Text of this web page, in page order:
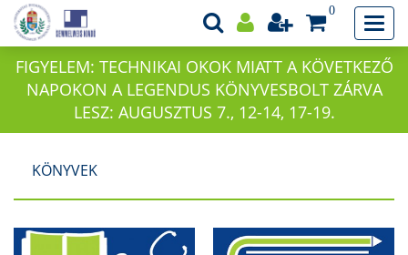
0
FIGYELEM: TECHNIKAI OKOK MIATT A KÖVETKEZŐ
NAPOKON A LEGENDUS KÖNYVESBOLT ZÁRVA
LESZ: AUGUSZTUS 7., 12-14, 17-19.
KÖNYVEK